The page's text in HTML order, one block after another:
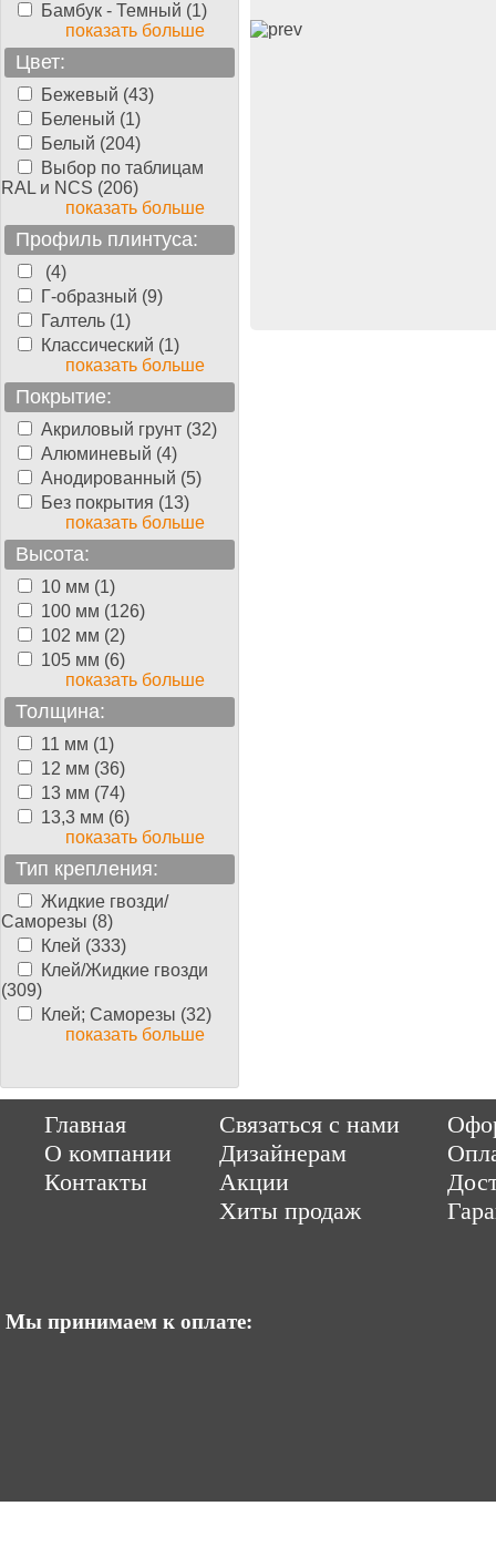
Бамбук - Темный (1)
показать больше
Цвет:
Бежевый (43)
Беленый (1)
Белый (204)
Выбор по таблицам
RAL и NCS (206)
показать больше
Профиль плинтуса:
(4)
Г-образный (9)
Галтель (1)
Классический (1)
показать больше
Покрытие:
Акриловый грунт (32)
Алюминевый (4)
Анодированный (5)
Без покрытия (13)
показать больше
Высота:
10 мм (1)
100 мм (126)
102 мм (2)
105 мм (6)
показать больше
Толщина:
11 мм (1)
12 мм (36)
13 мм (74)
13,3 мм (6)
показать больше
Тип крепления:
Жидкие гвозди/
Саморезы (8)
Клей (333)
Клей/Жидкие гвозди
(309)
Клей; Саморезы (32)
показать больше
доска Parquet-
Бук 3-х полосный
2400 мм, 14 мм,
1820.00руб./м2
Главная
О компании
Контакты
Связаться с нами
Дизайнерам
Акции
Хиты продаж
Мы принимаем к оплате:
ItCompany Продвижение сайтов by «ВзлЁт»